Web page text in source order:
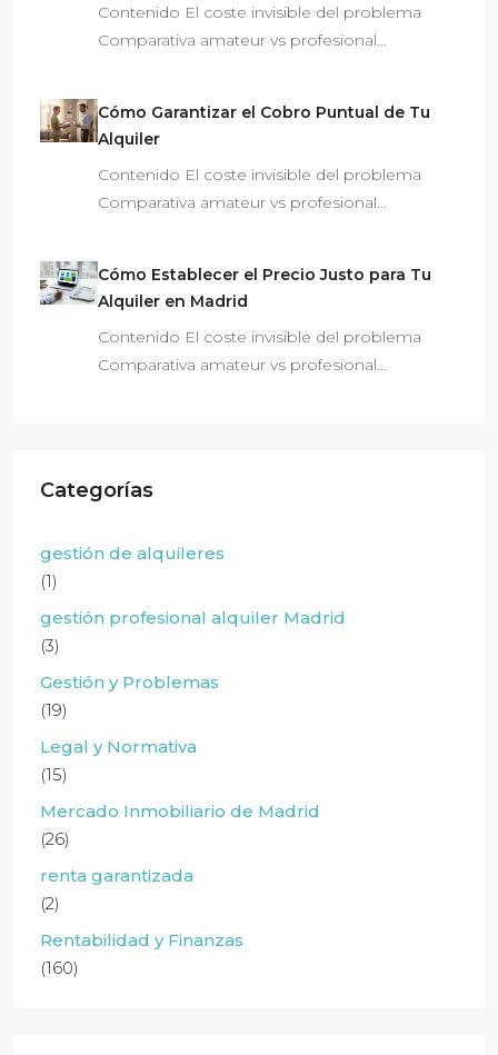
Contenido El coste invisible del problema
Comparativa amateur vs profesional…
Cómo Garantizar el Cobro Puntual de Tu
Alquiler
Contenido El coste invisible del problema
Comparativa amateur vs profesional…
Cómo Establecer el Precio Justo para Tu
Alquiler en Madrid
Contenido El coste invisible del problema
Comparativa amateur vs profesional…
Categorías
gestión de alquileres
(1)
gestión profesional alquiler Madrid
(3)
Gestión y Problemas
(19)
Legal y Normativa
(15)
Mercado Inmobiliario de Madrid
(26)
renta garantizada
(2)
Rentabilidad y Finanzas
(160)